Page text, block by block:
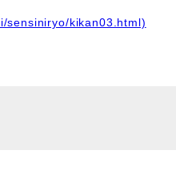
sensiniryo/kikan03.html)